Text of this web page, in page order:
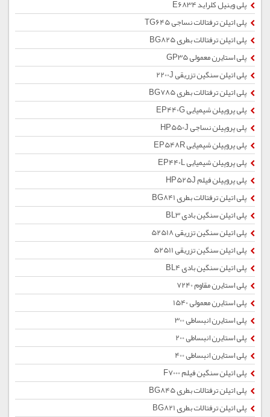
پلی وینیل کلراید E6834
پلی اتیلن ترفتالات نساجی TG645
پلی اتیلن ترفتالات بطری BG825
پلی استایرن معمولی GP35
پلی اتیلن سنگین تزریقی 2200J
پلی اتیلن ترفتالات بطری BG785
پلی پروپیلن شیمیایی EP440G
پلی پروپیلن نساجی HP550J
پلی پروپیلن شیمیایی EP548R
پلی پروپیلن شیمیایی EP440L
پلی پروپیلن فیلم HP525J
پلی اتیلن ترفتالات بطری BG841
پلی اتیلن سنگین بادی BL3
پلی اتیلن سنگین تزریقی 52518
پلی اتیلن سنگین تزریقی 52511
پلی اتیلن سنگین بادی BL4
پلی استایرن مقاوم 7240
پلی استایرن معمولی 1540
پلی استایرن انبساطی 300
پلی استایرن انبساطی 200
پلی استایرن انبساطی 400
پلی اتیلن سنگین فیلم F7000
پلی اتیلن ترفتالات بطری BG845
پلی اتیلن ترفتالات بطری BG821